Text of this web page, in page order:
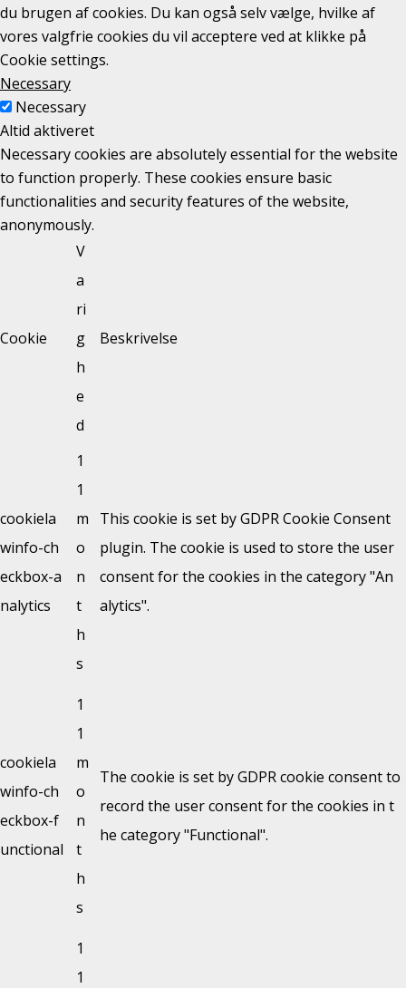
du brugen af cookies. Du kan også selv vælge, hvilke af
vores valgfrie cookies du vil acceptere ved at klikke på
Cookie settings.
Necessary
Necessary
Altid aktiveret
Necessary cookies are absolutely essential for the website
to function properly. These cookies ensure basic
functionalities and security features of the website,
anonymously.
Cookie
V
a
ri
g
h
e
d
Beskrivelse
cookiela
winfo-ch
eckbox-a
nalytics
1
1
m
o
n
t
h
s
This cookie is set by GDPR Cookie Consent
plugin. The cookie is used to store the user
consent for the cookies in the category "An
alytics".
cookiela
winfo-ch
eckbox-f
unctional
1
1
m
o
n
t
h
s
The cookie is set by GDPR cookie consent to
record the user consent for the cookies in t
he category "Functional".
1
1